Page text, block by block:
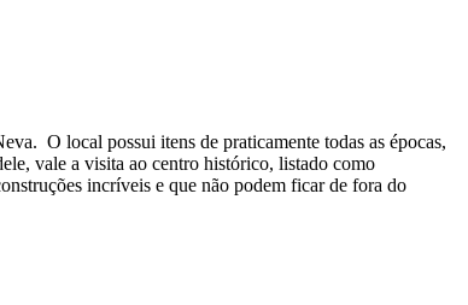
O local possui itens de praticamente todas as épocas,
vale a visita ao centro histórico, listado como
incríveis e que não podem ficar de fora do